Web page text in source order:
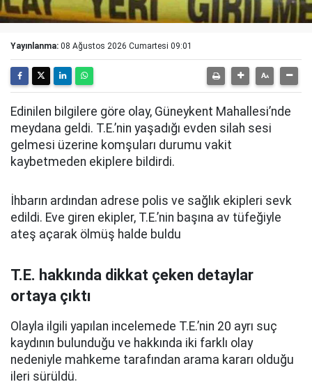
Yayınlanma: 08 Ağustos 2026 Cumartesi 09:01
Edinilen bilgilere göre olay, Güneykent Mahallesi’nde
meydana geldi. T.E.’nin yaşadığı evden silah sesi
gelmesi üzerine komşuları durumu vakit
kaybetmeden ekiplere bildirdi.
İhbarın ardından adrese polis ve sağlık ekipleri sevk
edildi. Eve giren ekipler, T.E.’nin başına av tüfeğiyle
ateş açarak ölmüş halde buldu
T.E. hakkında dikkat çeken detaylar
ortaya çıktı
Olayla ilgili yapılan incelemede T.E.’nin 20 ayrı suç
kaydının bulunduğu ve hakkında iki farklı olay
nedeniyle mahkeme tarafından arama kararı olduğu
ileri sürüldü.